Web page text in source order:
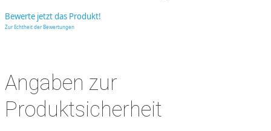
Bewerte jetzt das Produkt!
Zur Echtheit der Bewertungen
Angaben zur
Produktsicherheit